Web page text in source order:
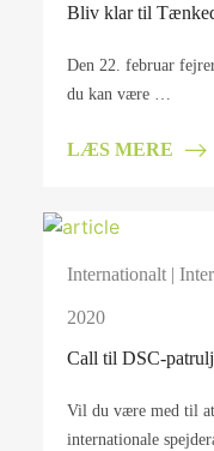
Bliv klar til
Den 22. februar
du kan være …
LÆS MERE
Internationalt|
2020
Call til DSC-
Vil du være med til
internationale